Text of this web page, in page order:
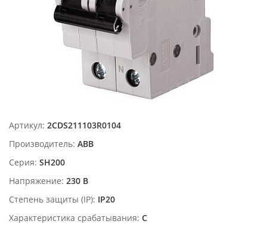
Артикул: 2CDS211103R0104
Производитель: ABB
Серия: SH200
Напряжение: 230 В
Степень защиты (IP): IP20
Характеристика срабатывания: C